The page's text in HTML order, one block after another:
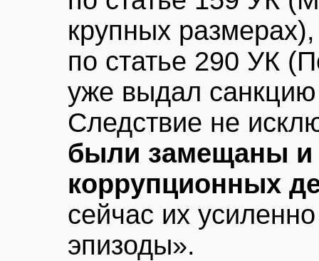
крупных
по статье 290 УК
уже выдал
Следствие не
были замещаны и
коррупционных
сейчас их
эпизоды».